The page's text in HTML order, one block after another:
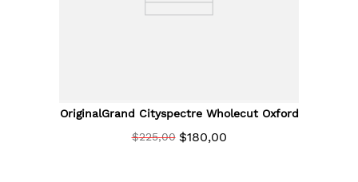
OriginalGrand Cityspectre Wholecut Oxford
Black
$225,00 $180,00